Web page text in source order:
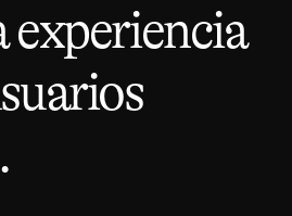
experiencia